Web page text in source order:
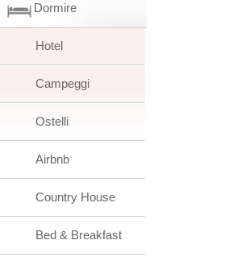
Dormire
Hotel
Campeggi
Ostelli
Airbnb
Country House
Bed & Breakfast